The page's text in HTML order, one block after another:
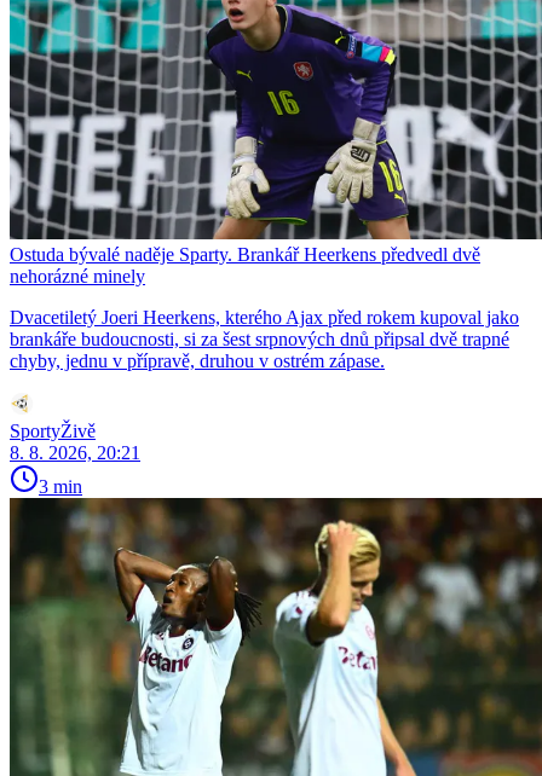
Ostuda bývalé naděje Sparty. Brankář Heerkens předvedl dvě
nehorázné minely
Dvacetiletý Joeri Heerkens, kterého Ajax před rokem kupoval jako
brankáře budoucnosti, si za šest srpnových dnů připsal dvě trapné
chyby, jednu v přípravě, druhou v ostrém zápase.
SportyŽivě
8. 8. 2026, 20:21
3 min